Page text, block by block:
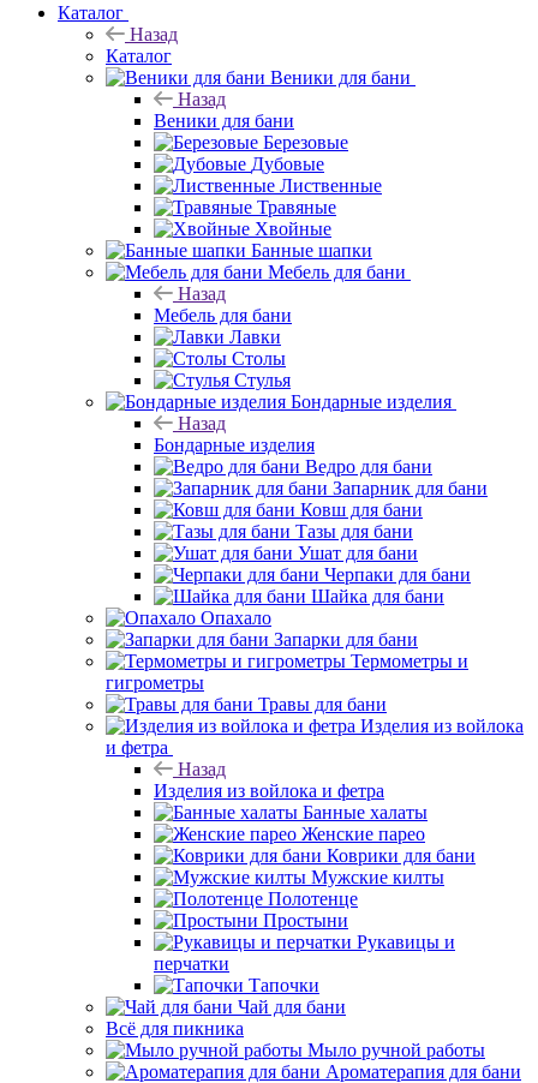
Каталог
Назад
Каталог
Веники для бани
Назад
Веники для бани
Березовые
Дубовые
Лиственные
Травяные
Хвойные
Банные шапки
Мебель для бани
Назад
Мебель для бани
Лавки
Столы
Стулья
Бондарные изделия
Назад
Бондарные изделия
Ведро для бани
Запарник для бани
Ковш для бани
Тазы для бани
Ушат для бани
Черпаки для бани
Шайка для бани
Опахало
Запарки для бани
Термометры и
гигрометры
Травы для бани
Изделия из войлока
и фетра
Назад
Изделия из войлока и фетра
Банные халаты
Женские парео
Коврики для бани
Мужские килты
Полотенце
Простыни
Рукавицы и
перчатки
Тапочки
Чай для бани
Всё для пикника
Мыло ручной работы
Ароматерапия для бани